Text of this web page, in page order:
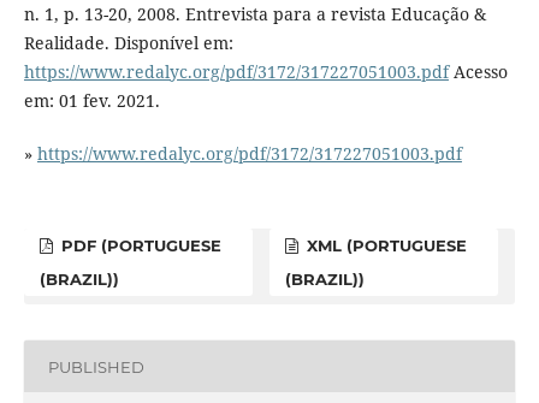
n. 1, p. 13-20, 2008. Entrevista para a revista Educação &
Realidade. Disponível em:
https://www.redalyc.org/pdf/3172/317227051003.pdfAcesso
em: 01 fev. 2021.
» https://www.redalyc.org/pdf/3172/317227051003.pdf
PDF (PORTUGUESE
(BRAZIL))
XML (PORTUGUESE
(BRAZIL))
PUBLISHED